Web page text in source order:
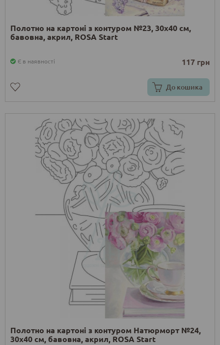
Полотно на картоні з контуром №23, 30х40 см,
бавовна, акрил, ROSA Start
Є в наявності 117 грн
До кошика
Полотно на картоні з контуром Натюрморт №24,
30х40 см, бавовна, акрил, ROSA Start